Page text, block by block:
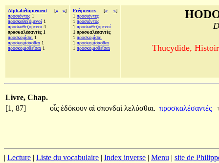
Alphabétiquement [« »]
προσιόντος 1
προσκαθεζόμενοί 1
προσκαθεζόμενοι 4
προσκαλέσαντές 1
προσκομίσαι 1
προσκομίσασθαι 1
προσκομισθεῖσαι 1
Fréquences [« »]
1 προσιόντες
1 προσιόντος
1 προσκαθεζόμενοί
1 προσκαλέσαντές
1 προσκομίσαι
1 προσκομίσασθαι
1 προσκομισθεῖσαι Thucydide,
Livre, Chap.
[1, 87]
οἷς ἐδόκουν αἱ σπονδαὶ λελύσθαι. προσκαλέσαντές
| Lecture | Liste du vocabulaire | Index inverse | Menu | site de